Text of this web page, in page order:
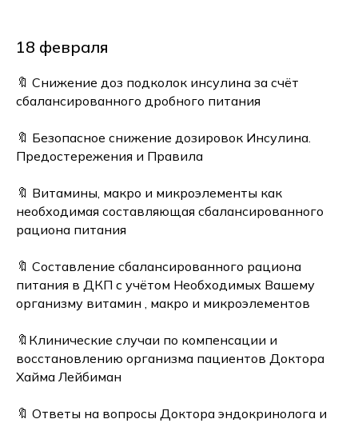
18 февраля
🔖 Снижение доз подколок инсулина за счёт
сбалансированного дробного питания
🔖 Безопасное снижение дозировок Инсулина.
Предостережения и Правила
🔖 Витамины, макро и микроэлементы как
необходимая составляющая сбалансированного
рациона питания
🔖 Составление сбалансированного рациона
питания в ДКП с учётом Необходимых Вашему
организму витамин , макро и микроэлементов
🔖Клинические случаи по компенсации и
восстановлению организма пациентов Доктора
Хайма Лейбиман
🔖 Ответы на вопросы Доктора эндокринолога и